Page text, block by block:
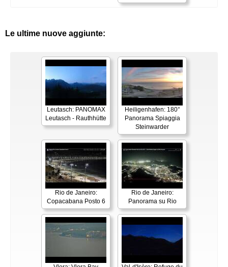
Le ultime nuove aggiunte:
Leutasch: PANOMAX
Leutasch - Rauthhütte
Heiligenhafen: 180°
Panorama Spiaggia
Steinwarder
Rio de Janeiro:
Copacabana Posto 6
Rio de Janeiro:
Panorama su Rio